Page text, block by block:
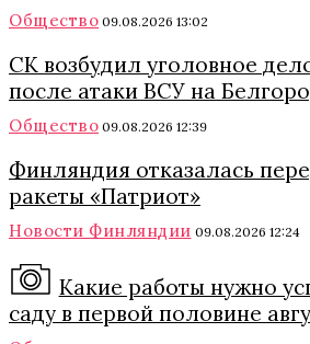
Общество 09.08.2026 13:02
СК возбудил уголовное
после атаки ВСУ на
Общество 09.08.2026 12:39
Финляндия отказалась
ракеты «Патриот»
Новости Финляндии 09.08.2026 12:24
Какие работы нужно
саду в первой половине